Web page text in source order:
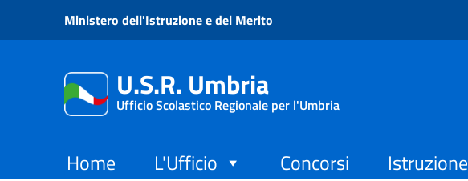
Vai ai contenuti
Vai al menu di navigazione
Ministero dell'Istruzione e del Merito
U.S.R. Umbria
Ufficio Scolastico Regionale per l'Umbria
Home L'Ufficio Concorsi Istruzione